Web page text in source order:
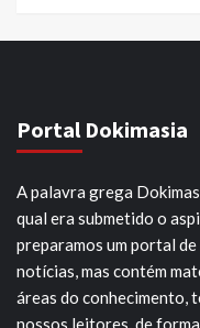
Portal Dokimasia
A palavra grega
qual era submetido o
preparamos um portal
notícias, mas contém
áreas do conhecimento,
nossos leitores, de